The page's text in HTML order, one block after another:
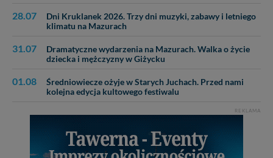
28.07
Dni Kruklanek 2026. Trzy dni muzyki, zabawy i letniego
klimatu na Mazurach
31.07
Dramatyczne wydarzenia na Mazurach. Walka o życie
dziecka i mężczyzny w Giżycku
01.08
Średniowiecze ożyje w Starych Juchach. Przed nami
kolejna edycja kultowego festiwalu
REKLAMA